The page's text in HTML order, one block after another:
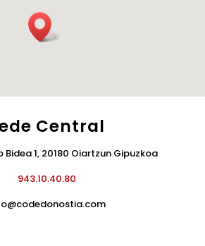
Central
1, 20180 Oiartzun Gipuzkoa
943.10.40.80